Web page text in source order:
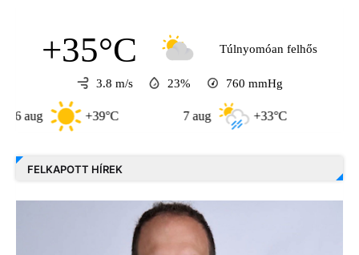
+35°C Túlnyomóan felhős
3.8 m/s 23% 760 mmHg
+39°C +33°C
FELKAPOTT HÍREK